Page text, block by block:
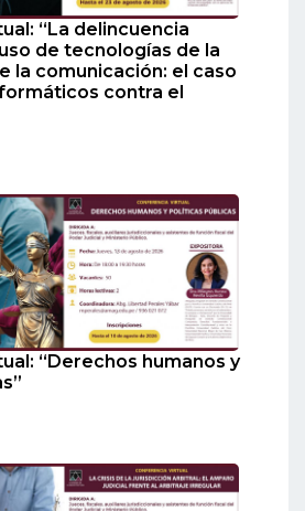
“La delincuencia
de tecnologías de la
la comunicación: el caso
contra el
“Derechos humanos y